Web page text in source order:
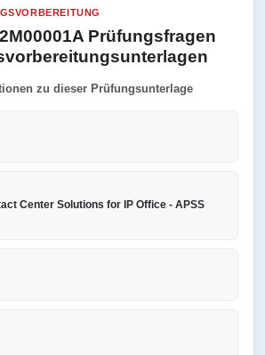
Prüfungsfragen
zu dieser Prüfungsunterlage
Center Solutions for IP Office - APSS